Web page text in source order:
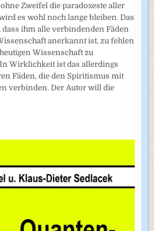
Zweifel die paradoxeste aller
es wohl noch lange bleiben. Das
ihm alle verbindenden Fäden
anerkannt ist, zu fehlen
Wissenschaft zu
Wirklichkeit ist das allerdings
Fäden, die den Spiritismus mit
verbinden. Der Autor will die